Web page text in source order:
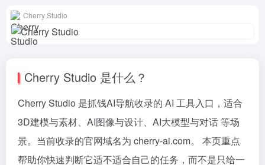
Cherry Studio
Cherry Studio 是什么？
Cherry Studio 是抓钱AI导航收录的 AI 工具入口，适合
3D建模与素材、AI图像与设计、AI大模型与对话 等场
景。当前收录的官网域名为 cherry-ai.com。 本页重点
帮助你快速判断它适不适合自己的任务，而不是只给一